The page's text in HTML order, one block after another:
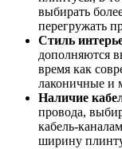
выбирать
перегружать
Стиль
дополняются
время как
лаконичные и
Наличие
провода,
кабель-
ширину